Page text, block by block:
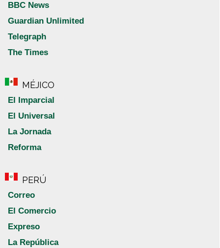
BBC News
Guardian Unlimited
Telegraph
The Times
MÉJICO
El Imparcial
El Universal
La Jornada
Reforma
PERÚ
Correo
El Comercio
Expreso
La República